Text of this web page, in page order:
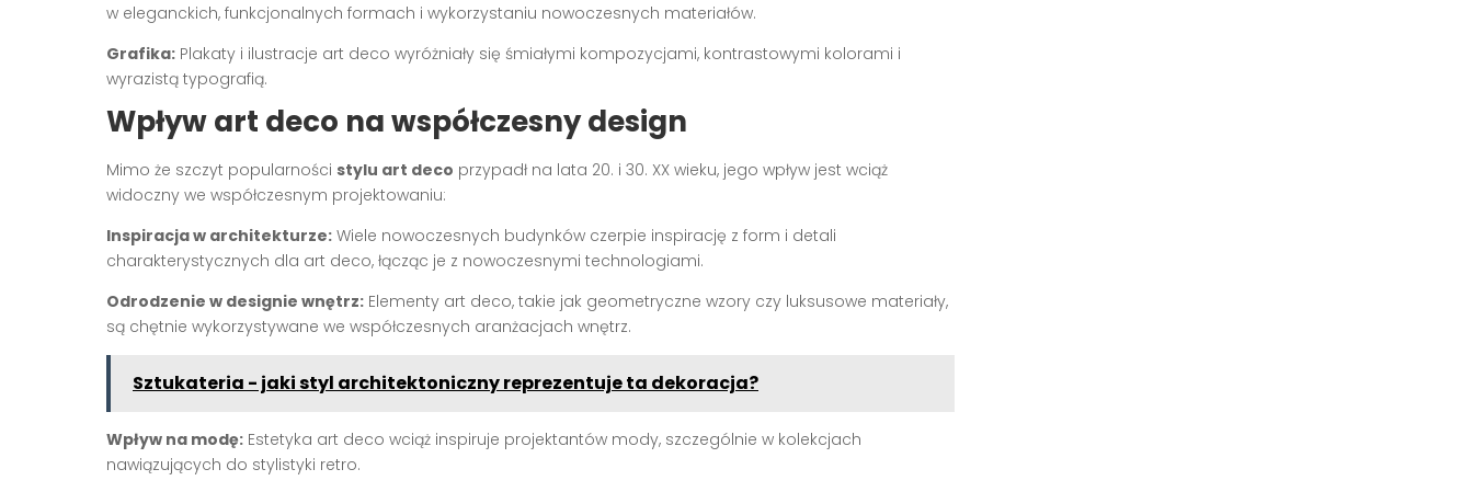
w eleganckich, funkcjonalnych formach i wykorzystaniu nowoczesnych materiałów.
Grafika: Plakaty i ilustracje art deco wyróżniały się śmiałymi kompozycjami, kontrastowymi kolorami i
wyrazistą typografią.
Wpływ art deco na współczesny design
Mimo że szczyt popularności stylu art deco przypadł na lata 20. i 30. XX wieku, jego wpływ jest wciąż
widoczny we współczesnym projektowaniu:
Inspiracja w architekturze: Wiele nowoczesnych budynków czerpie inspirację z form i detali
charakterystycznych dla art deco, łącząc je z nowoczesnymi technologiami.
Odrodzenie w designie wnętrz: Elementy art deco, takie jak geometryczne wzory czy luksusowe materiały,
są chętnie wykorzystywane we współczesnych aranżacjach wnętrz.
Sztukateria - jaki styl architektoniczny reprezentuje ta dekoracja?
Wpływ na modę: Estetyka art deco wciąż inspiruje projektantów mody, szczególnie w kolekcjach
nawiązujących do stylistyki retro.